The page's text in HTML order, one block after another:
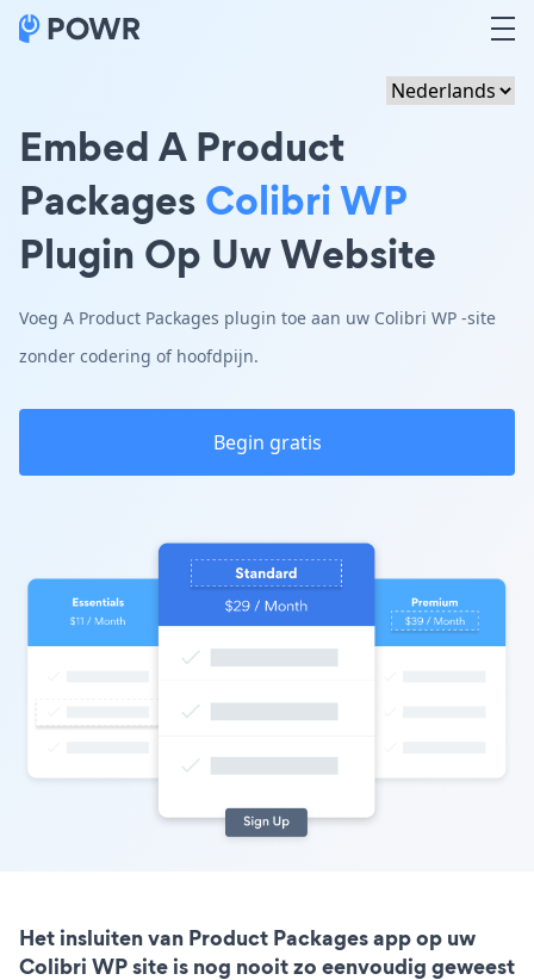
Embed A Product
PackagesColibri WP
Plugin Op Uw Website
Voeg A Product Packages plugin toe aan uw Colibri WP -site
zonder codering of hoofdpijn.
Begin gratis
Het insluiten van Product Packages app op uw
Colibri WP site is nog nooit zo eenvoudig geweest